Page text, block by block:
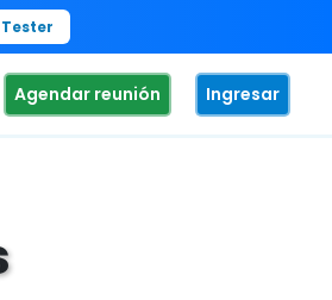
Agendar reunión Ingresar